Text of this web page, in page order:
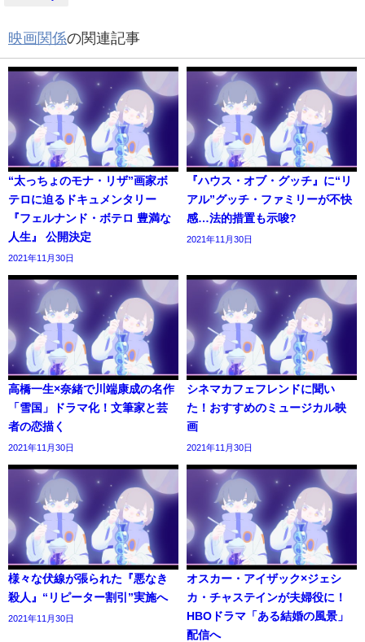
映画関係の関連記事
“太っちょのモナ・リザ”画家ボ
テロに迫るドキュメンタリー
『フェルナンド・ボテロ 豊満な
人生』 公開決定
2021年11月30日
『ハウス・オブ・グッチ』に“リ
アル”グッチ・ファミリーが不快
感…法的措置も示唆?
2021年11月30日
高橋一生×奈緒で川端康成の名作
「雪国」ドラマ化！文筆家と芸
者の恋描く
2021年11月30日
シネマカフェフレンドに聞い
た！おすすめのミュージカル映
画
2021年11月30日
様々な伏線が張られた『悪なき
殺人』“リピーター割引”実施へ
2021年11月30日
オスカー・アイザック×ジェシ
カ・チャステインが夫婦役に！
HBOドラマ「ある結婚の風景」
配信へ